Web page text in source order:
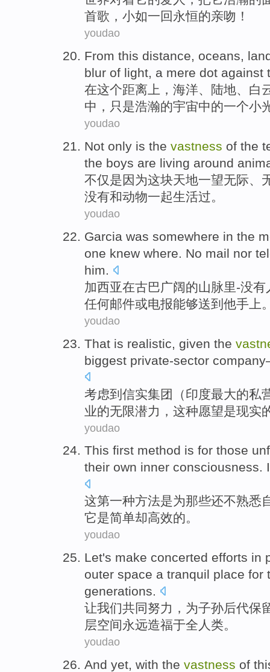
首歌 ，小如一回永恒的亲吻 ！
youdao
From this distance, oceans,
blur of light, a mere dot against
在这个距离上 ， 海洋、 陆地、 白
中，只是浩瀚的宇宙中的一个小
youdao
Not only is the vastness of the
the boys are living around
不仅是因为这块天地一望无际、
没有和动物一起生活过。
youdao
Garcia was somewhere in the
one knew where. No mail nor
him.
加西亚在古巴广阔的山脉里-没有
任何邮件或电报能够送到 他手上
youdao
That is realistic given the
biggest private-sector
考虑到信实集团 （印度最大的私
业的无限潜力，这种愿望是现实
youdao
This first method is for those
their own inner consciousness.
这第一种方法是为那些还不熟悉
它是简单却高效的。
youdao
Let's make concerted efforts in
outer space a tranquil place for
generations.
让我们共同努力 ， 为子孙后代保
层空间永远造福于全人类。
youdao
And yet, with the vastness of